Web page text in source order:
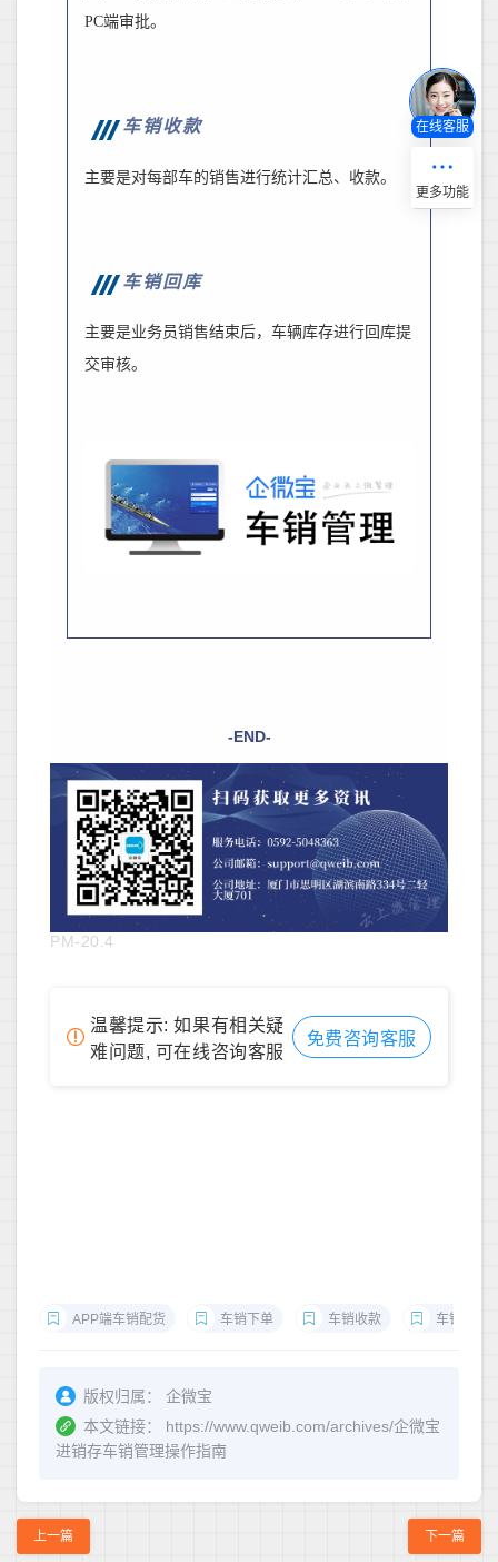
PC端审批。
车销收款
主要是对每部车的销售进行统计汇总、收款。
车销回库
主要是业务员销售结束后，车辆库存进行回库提
交审核。
-END-
PM-20.4
温馨提示: 如果有相关疑
难问题, 可在线咨询客服
免费咨询客服
APP端车销配货 车销下单 车销收款 车销回库
版权归属：
企微宝
本文链接：
https://www.qweib.com/archives/企微宝
进销存车销管理操作指南
上一篇 下一篇
在线客服